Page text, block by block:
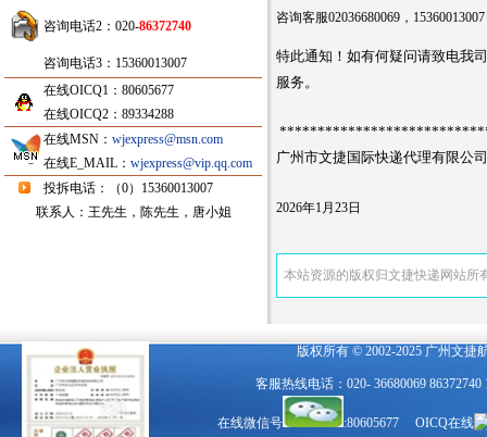
咨询电话2：020-86372740
咨询电话3：15360013007
在线OICQ1：80605677
在线OICQ2：89334288
在线MSN： wjexpress@msn.com
在线E_MAIL： wjexpress@vip.qq.com
投拆电话：（0）15360013007
联系人：王先生，陈先生，唐小姐
咨询客服02036680069，15360013007
特此通知！如有何疑问请致电我
服务。
广州市文捷国际快递代理有限公
2026年1月23日
本站资源的版权归文捷快递网站所
版权所有 © 2002-2025 广州文捷
客服热线电话：020- 36680069
在线微信号
:80605677 OICQ在线